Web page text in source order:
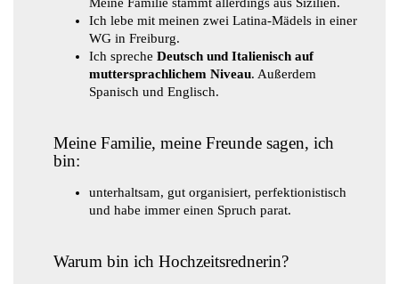
Ich lebe mit meinen zwei Latina-Mädels in einer
WG in Freiburg.
Ich spreche Deutsch und Italienisch auf
muttersprachlichem Niveau. Außerdem
Spanisch und Englisch.
Meine Familie, meine Freunde sagen, ich
bin:
unterhaltsam, gut organisiert, perfektionistisch
und habe immer einen Spruch parat.
Warum bin ich Hochzeitsrednerin?